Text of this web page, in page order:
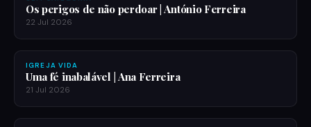
Os perigos de não perdoar | António Ferreira
22 Jul 2026
IGREJA VIDA
Uma fé inabalável | Ana Ferreira
21 Jul 2026